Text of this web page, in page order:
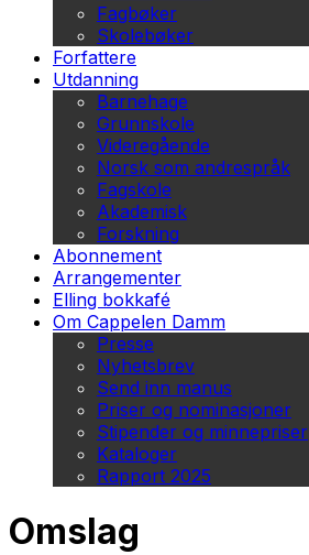
Fagbøker
Skolebøker
Forfattere
Utdanning
Barnehage
Grunnskole
Videregående
Norsk som andrespråk
Fagskole
Akademisk
Forskning
Abonnement
Arrangementer
Elling bokkafé
Om Cappelen Damm
Presse
Nyhetsbrev
Send inn manus
Priser og nominasjoner
Stipender og minnepriser
Kataloger
Rapport 2025
Omslag